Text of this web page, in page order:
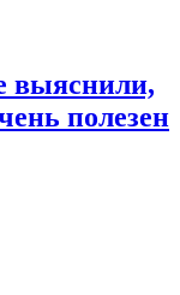
выяснили,
полезен